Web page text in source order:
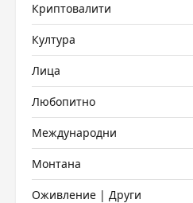
Криптовалити
Култура
Лица
Любопитно
Международни
Монтана
Оживление | Други